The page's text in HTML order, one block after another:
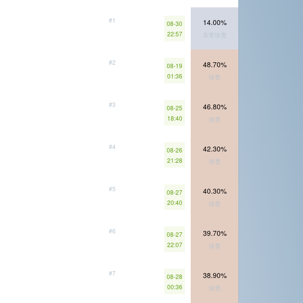
#1
08-30
22:57
14.00%
非常珍贵
#2
08-19
01:36
48.70%
珍贵
#3
08-25
18:40
46.80%
珍贵
#4
08-26
21:28
42.30%
珍贵
#5
08-27
20:40
40.30%
珍贵
#6
08-27
22:07
39.70%
珍贵
#7
08-28
00:36
38.90%
珍贵